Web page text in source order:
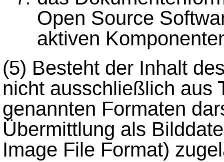
Open Source
aktiven
(5) Besteht der Inhalt
nicht ausschließlich aus
genannten Formaten
Übermittlung als
Image File Format)